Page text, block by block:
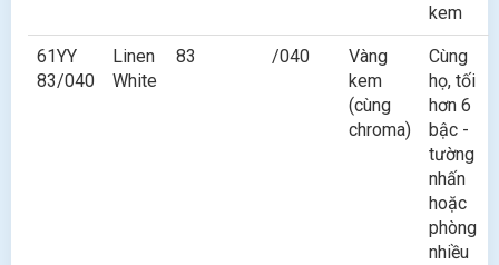
kem
61YY
83/040
Linen
White
83 /040
Vàng
kem
(cùng
chroma)
Cùng
họ, tối
hơn 6
bậc -
tường
nhấn
hoặc
phòng
nhiều